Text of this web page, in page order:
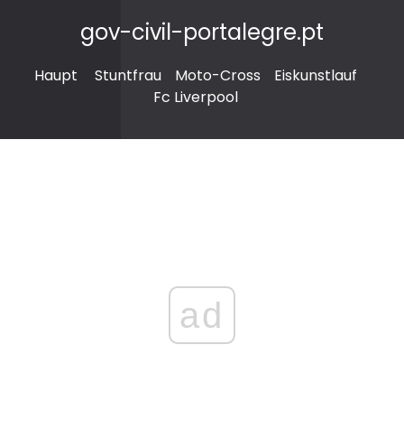
gov-civil-portalegre.pt
Haupt Stuntfrau Moto-Cross
Eiskunstlauf
Fc Liverpool
ad